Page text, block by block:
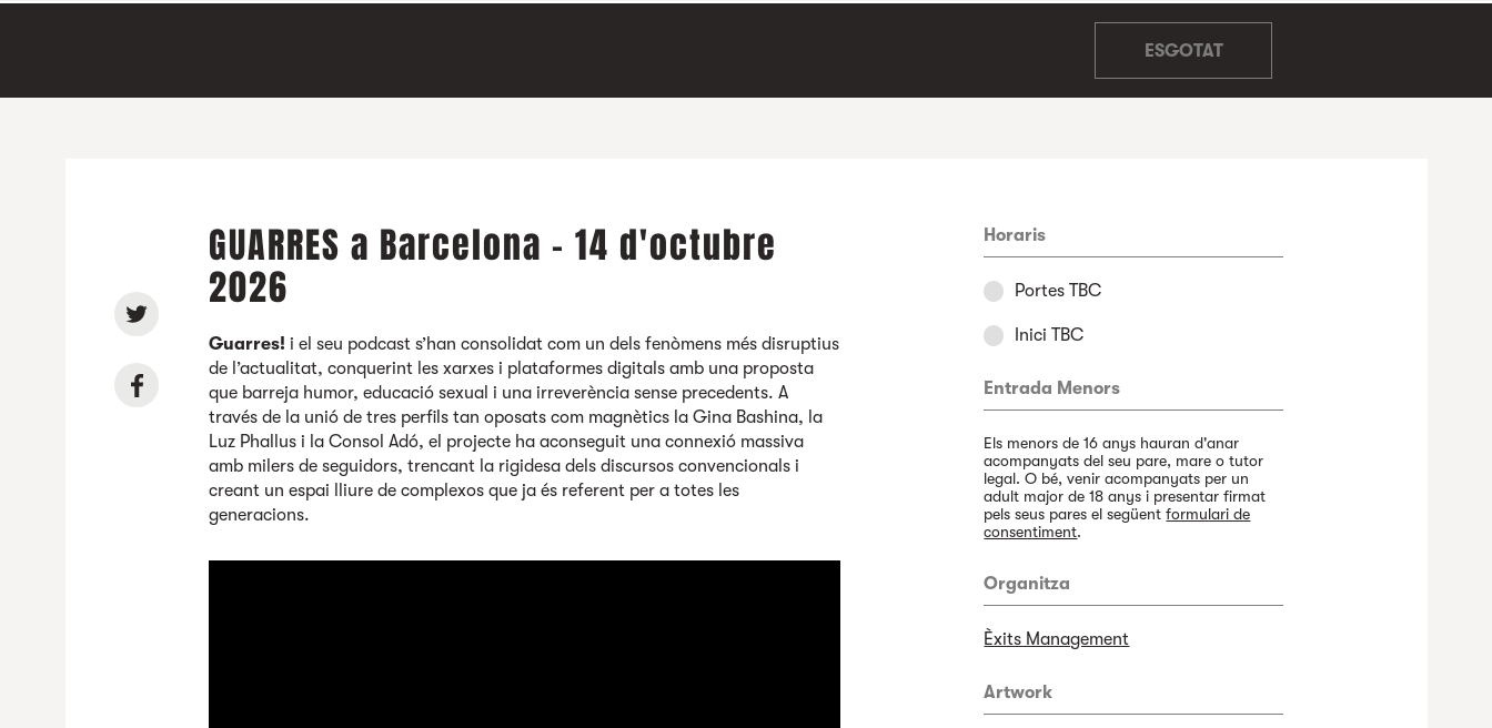
ESGOTAT
GUARRES a Barcelona - 14 d'octubre
2026
Guarres! i el seu podcast s’han consolidat com un dels fenòmens més disruptius
de l’actualitat, conquerint les xarxes i plataformes digitals amb una proposta
que barreja humor, educació sexual i una irreverència sense precedents. A
través de la unió de tres perfils tan oposats com magnètics la Gina Bashina, la
Luz Phallus i la Consol Adó, el projecte ha aconseguit una connexió massiva
amb milers de seguidors, trencant la rigidesa dels discursos convencionals i
creant un espai lliure de complexos que ja és referent per a totes les
generacions.
Horaris
Portes TBC
Inici TBC
Entrada Menors
Els menors de 16 anys hauran d'anar
acompanyats del seu pare, mare o tutor
legal. O bé, venir acompanyats per un
adult major de 18 anys i presentar firmat
pels seus pares el següentformulari de
consentiment.
Organitza
Èxits Management
Artwork